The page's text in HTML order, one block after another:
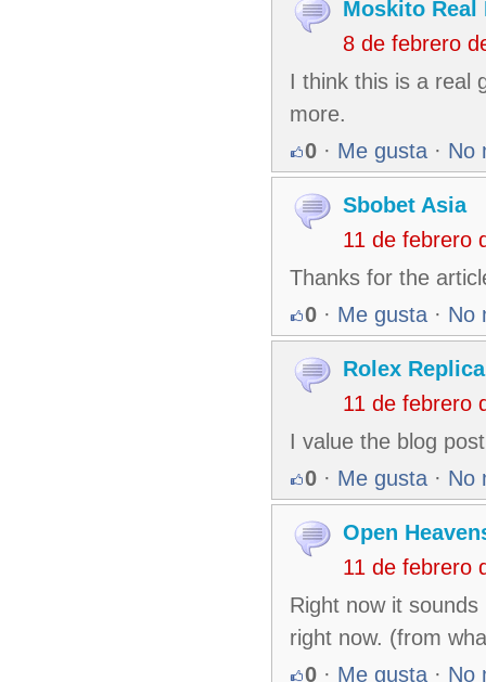
Moskito Real
8 de febrero
I think this is a real
more.
0 · Me gusta · No
Sbobet Asia
11 de febrero
Thanks for the
0 · Me gusta · No
Rolex
11 de febrero
I value the blog
0 · Me gusta · No
Open
11 de febrero
Right now it
right now. (from
0 · Me gusta · No